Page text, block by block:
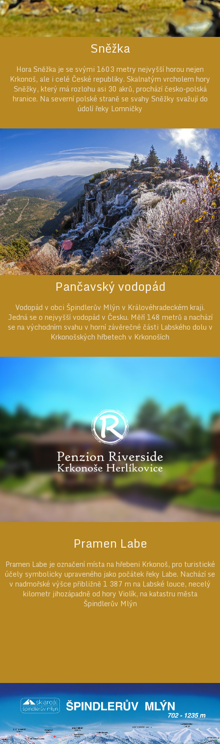
Sněžka
Hora Sněžka je se svými 1603 metry nejvyšší horou nejen
Krkonoš, ale i celé České republiky. Skalnatým vrcholem hory
Sněžky, který má rozlohu asi 30 akrů, prochází česko-polská
hranice. Na severní polské straně se svahy Sněžky svažují do
údolí řeky Lomničky
Pančavský vodopád
Vodopád v obci Špindlerův Mlýn v Královéhradeckém kraji.
Jedná se o nejvyšší vodopád v Česku. Měří 148 metrů a nachází
se na východním svahu v horní závěrečné části Labského dolu v
Krkonošských hřbetech v Krkonoších
Pramen Labe
Pramen Labe je označení místa na hřebeni Krkonoš, pro turistické
účely symbolicky upraveného jako počátek řeky Labe. Nachází se
v nadmořské výšce přibližně 1 387 m na Labské louce, necelý
kilometr jihozápadně od hory Violík, na katastru města
Špindlerův Mlýn